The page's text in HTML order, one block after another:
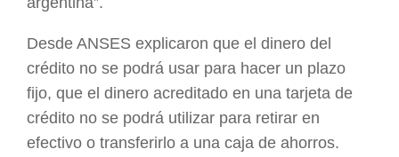
Desde ANSES explicaron que el dinero del
crédito no se podrá usar para hacer un plazo
fijo, que el dinero acreditado en una tarjeta de
crédito no se podrá utilizar para retirar en
efectivo o transferirlo a una caja de ahorros.